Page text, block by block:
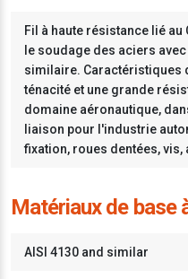
Fil à haute résistance lié
le soudage des aciers
similaire. Caractéristiques
ténacité et une grande
domaine aéronautique,
liaison pour l'industrie
fixation, roues dentées, vis,
Matériaux de base
AISI 4130 and similar